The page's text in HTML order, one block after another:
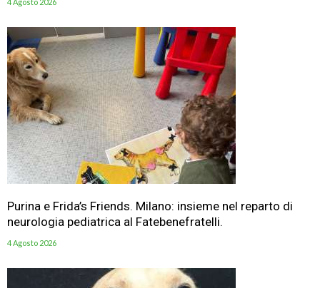
Purina e Frida’s Friends. Milano: insieme nel reparto di
neurologia pediatrica al Fatebenefratelli.
4 Agosto 2026